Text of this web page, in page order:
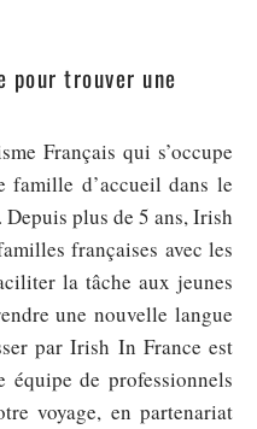
pour trouver une
Français qui s’occupe
d’accueil dans le
plus de 5 ans, Irish
françaises avec les
la tâche aux jeunes
une nouvelle langue
par Irish In France est
équipe de professionnels
voyage, en partenariat